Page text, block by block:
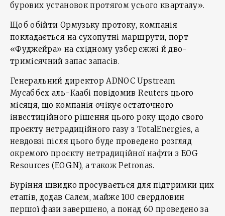
бурових установок протягом усього кварталу».
Щоб обійти Ормузьку протоку, компанія
покладається на сухопутні маршрути, порт
«Фуджейра» на східному узбережжі й дво-
тримісячний запас запасів.
Генеральний директор ADNOC Upstream
Мусаббех аль-Каабі повідомив Reuters цього
місяця, що компанія очікує остаточного
інвестиційного рішення цього року щодо свого
проєкту нетрадиційного газу з TotalEnergies, а
невдовзі після цього буде проведено розгляд
окремого проєкту нетрадиційної нафти з EOG
Resources (EOG.N), а також Petronas.
Буріння швидко просувається для підтримки цих
етапів, додав Салем, майже 100 свердловин
першої фази завершено, а понад 60 проведено за